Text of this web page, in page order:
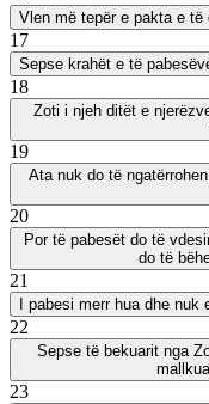
Vlen më tepër e pakta e të
17
Sepse krahët e të
18
Zoti i njeh ditët e
19
Ata nuk do të
20
Por të pabesët do të
do të
21
I pabesi merr hua dhe
22
Sepse të bekuarit nga
23